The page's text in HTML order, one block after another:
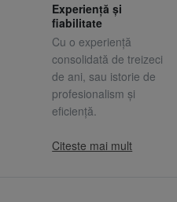
Experiență și
fiabilitate
Cu o experiență
consolidată de treizeci
de ani, sau istorie de
profesionalism și
eficiență.
Citeste mai mult